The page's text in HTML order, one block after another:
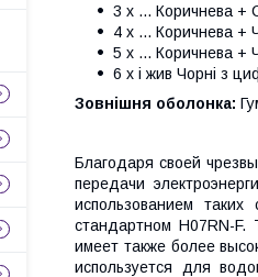
3 x ... Коричнева +
4 x ... Коричнева +
5 x ... Коричнева +
6 x і жив Чорні з
Зовнішня оболонка:
Благодаря своей
передачи
использованием
стандартном H07RN-F.
имеет также более
используется для